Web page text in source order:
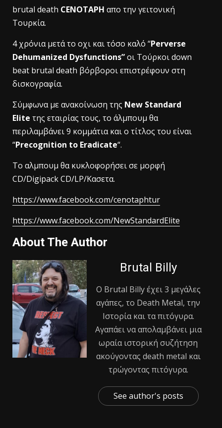
brutal death CENOTAPH απο την γειτονική
Τουρκία.
4 χρόνια μετά το οχι και τόσο καλό “Perverse
Dehumanized Dysfunctions”οι Τούρκοι down
beat brutal death βόρβοροι επιστρέφουν στη
δισκογραφία.
Σύμφωνα με ανακοίνωση της New Standard
Elite της εταιρίας τους, το άλμπουμ θα
περιλαμβάνει 9 κομμάτια και ο τίτλος του είναι
“Precognition to Eradicate“.
To αλμπουμ θα κυκλοφορήσει σε μορφή
CD/Digipack CD/LP/Kασετα.
https://www.facebook.com/cenotaphtur
https://www.facebook.com/NewStandardElite
About The Author
Brutal Billy
Ο Βrutal Βilly έχει 3 μεγάλες
αγάπες, το Death Metal, την
Ιστορία και τα πιτόγυρα.
Αγαπάει να απολαμβάνει μια
ωραία ιστορική συζήτηση
ακούγοντας death metal και
τρώγοντας πιτόγυρα.
See author's posts